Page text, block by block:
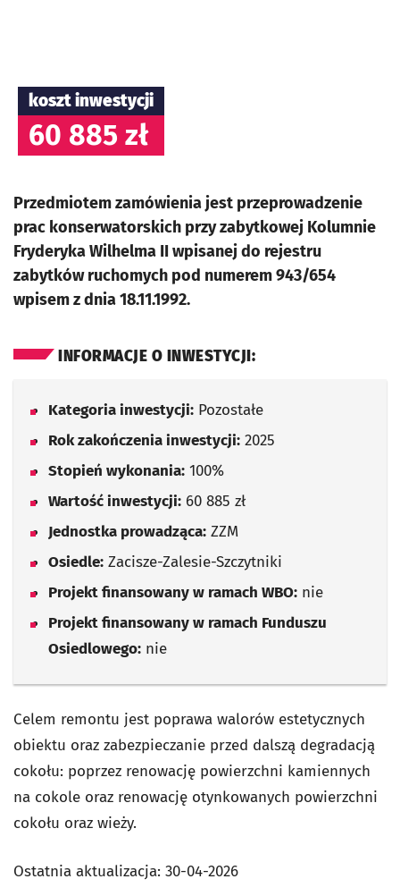
koszt inwestycji
60 885 zł
Przedmiotem zamówienia jest przeprowadzenie
prac konserwatorskich przy zabytkowej Kolumnie
Fryderyka Wilhelma II wpisanej do rejestru
zabytków ruchomych pod numerem 943/654
wpisem z dnia 18.11.1992.
INFORMACJE O INWESTYCJI:
Kategoria inwestycji: Pozostałe
Rok zakończenia inwestycji: 2025
Stopień wykonania: 100%
Wartość inwestycji: 60 885 zł
Jednostka prowadząca: ZZM
Osiedle: Zacisze-Zalesie-Szczytniki
Projekt finansowany w ramach WBO: nie
Projekt finansowany w ramach Funduszu
Osiedlowego: nie
Celem remontu jest poprawa walorów estetycznych
obiektu oraz zabezpieczanie przed dalszą degradacją
cokołu: poprzez renowację powierzchni kamiennych
na cokole oraz renowację otynkowanych powierzchni
cokołu oraz wieży.
Ostatnia aktualizacja: 30-04-2026